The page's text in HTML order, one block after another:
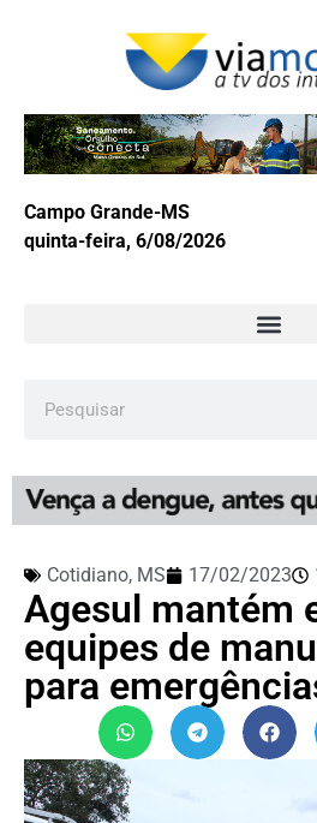
Campo Grande-MS
quinta-feira, 6/08/2026
Cotidiano, MS 17/02/2023
Agesul mantém
equipes de
para